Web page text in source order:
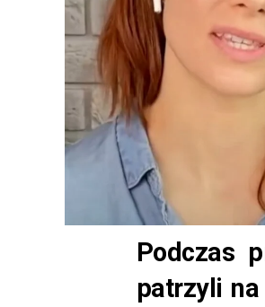
Podczas
patrzyli